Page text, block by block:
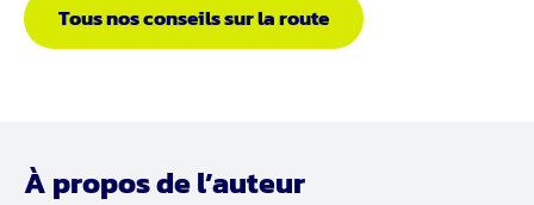
Tous nos conseils sur la route
À propos de l’auteur